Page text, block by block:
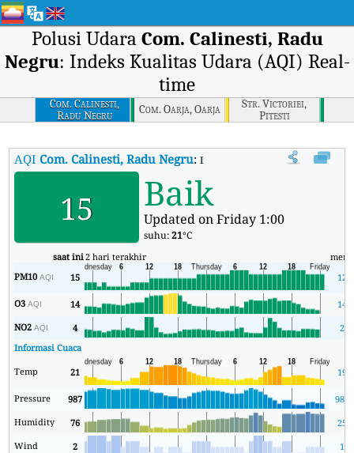
Polusi Udara Com. Calinesti, Radu
Negru: Indeks Kualitas Udara (AQI) Real-
time
Com. Calinesti,
Radu Negru
Com. Oarja, Oarja
Str. Victoriei,
Pitesti
AQICom. Calinesti, Radu Negru:Indeks Kualitas Udara (AQI)
15 Baik
Updated on Friday 1:00
suhu:21°C
saat ini2 hari terakhir
PM10AQI 15 12
O3AQI 14
14
NO2AQI 4
2
Informasi Cuaca
Temp
21 19
Pressure 987
987
Humidity
76
25
Wind
2
1